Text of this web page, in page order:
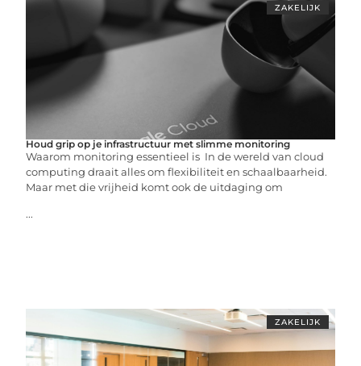
ZAKELIJK
Houd grip op je infrastructuur met slimme monitoring
Waarom monitoring essentieel is In de wereld van cloud
computing draait alles om flexibiliteit en schaalbaarheid.
Maar met die vrijheid komt ook de uitdaging om
...
ZAKELIJK